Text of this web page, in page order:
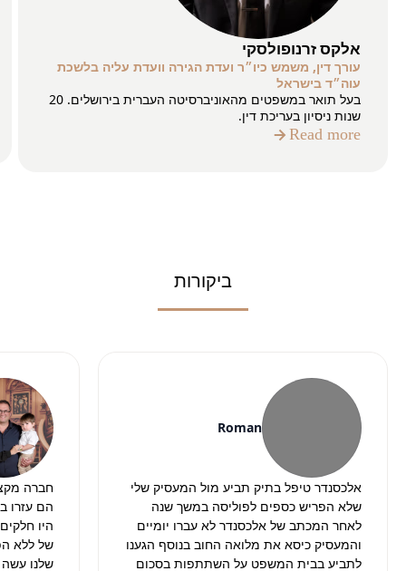
אלקס זרנופולסקי
עורך דין, משמש כיו״ר ועדת הגירה וועדת עליה בלשכת
עוה״ד בישראל
בעל תואר במשפטים מהאוניברסיטה העברית בירושלים. 20
שנות ניסיון בעריכת דין.
Read more
ביקורות
Roman
אלכסנדר טיפל בתיק תביע מול המעסיק שלי
שלא הפריש כספים לפוליסה במשך שנה
לאחר המכתב של אלכסנדר לא עברו יומיים
והמעסיק כיסא את מלואה החוב בנוסף הגענו
לתביע בבית המשפט על השתתפות בסכום
חברה
הם עזרו
של ללא
שלנו